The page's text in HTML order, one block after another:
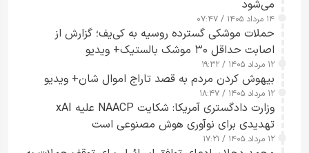
می‌شود
۱۴ مرداد ۱۴۰۵ / ۰۷:۴۷
حملات موشکی گسترده روسیه به کی‌یف؛ گزارش از
اصابت حداقل ۳۰ موشک بالستیک+ ویدیو
۱۲ مرداد ۱۴۰۵ / ۱۹:۳۲
بیهوش کردن مردم به قصد تاراج اموال شان+ ویدیو
۱۲ مرداد ۱۴۰۵ / ۱۸:۴۷
وزارت دادگستری آمریکا: شکایت NAACP علیه xAI
تهدیدی برای نوآوری هوش مصنوعی است
۱۲ مرداد ۱۴۰۵ / ۱۷:۲۱